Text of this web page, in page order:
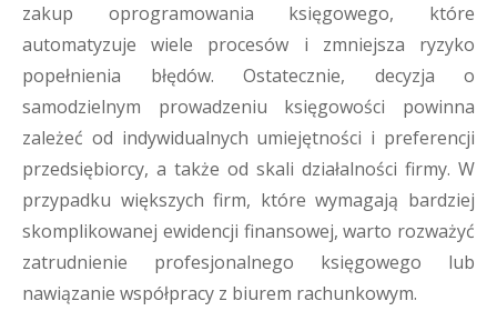
zakup oprogramowania księgowego, które
automatyzuje wiele procesów i zmniejsza ryzyko
popełnienia błędów. Ostatecznie, decyzja o
samodzielnym prowadzeniu księgowości powinna
zależeć od indywidualnych umiejętności i preferencji
przedsiębiorcy, a także od skali działalności firmy. W
przypadku większych firm, które wymagają bardziej
skomplikowanej ewidencji finansowej, warto rozważyć
zatrudnienie profesjonalnego księgowego lub
nawiązanie współpracy z biurem rachunkowym.